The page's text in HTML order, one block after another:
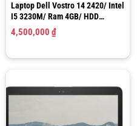
Laptop Dell Vostro 14 2420/ Intel
I5 3230M/ Ram 4GB/ HDD
500GB/ HD Graphics 4000/ LCD
14.0″ HD
4,500,000 ₫